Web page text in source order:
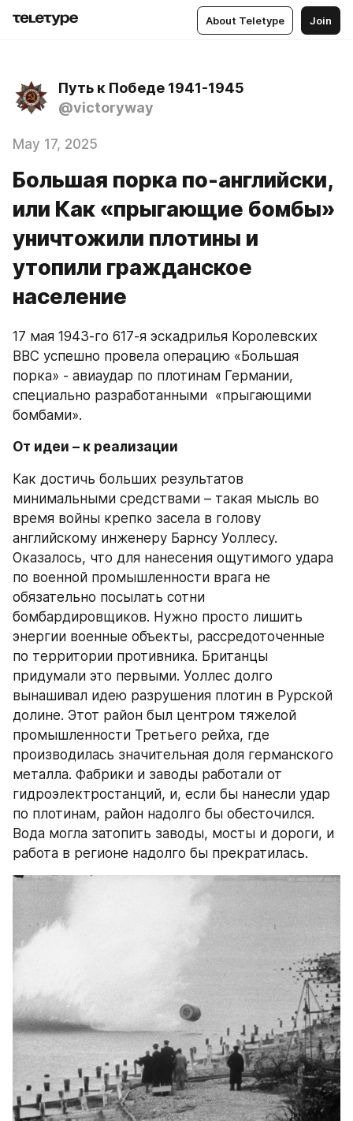
About Teletype Join
Путь к Победе 1941-1945
@victoryway
May 17, 2025
Большая порка по-английски,
или Как «прыгающие бомбы»
уничтожили плотины и
утопили гражданское
население
17 мая 1943-го 617-я эскадрилья Королевских
ВВС успешно провела операцию «Большая
порка» - авиаудар по плотинам Германии,
специально разработанными  «прыгающими
бомбами».
От идеи – к реализации
Как достичь больших результатов
минимальными средствами – такая мысль во
время войны крепко засела в голову
английскому инженеру Барнсу Уоллесу.
Оказалось, что для нанесения ощутимого удара
по военной промышленности врага не
обязательно посылать сотни
бомбардировщиков. Нужно просто лишить
энергии военные объекты, рассредоточенные
по территории противника. Британцы
придумали это первыми. Уоллес долго
вынашивал идею разрушения плотин в Рурской
долине. Этот район был центром тяжелой
промышленности Третьего рейха, где
производилась значительная доля германского
металла. Фабрики и заводы работали от
гидроэлектростанций, и, если бы нанесли удар
по плотинам, район надолго бы обесточился.
Вода могла затопить заводы, мосты и дороги, и
работа в регионе надолго бы прекратилась.